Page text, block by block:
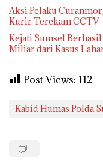
Aksi Pelaku
Kurir Terekam CCTV
Kejati Sumsel
Miliar dari Kasus
Post Views: 112
Kabid Humas Polda